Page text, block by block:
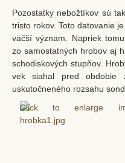
Pozostatky nebožtíkov sú
tristo rokov. Toto datovanie
väčší význam. Napriek
zo samostatných hrobov aj
schodiskových stupňov.
vek siahal pred obdobie
uskutočneného rozsahu